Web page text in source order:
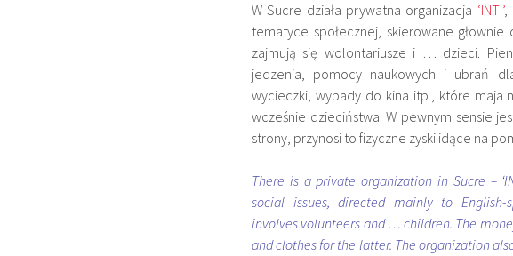
W Sucre działa prywatna organizacja ‘INTI’,
tematyce społecznej, skierowane
zajmują się wolontariusze i … dzieci.
jedzenia, pomocy naukowych i ubrań
wycieczki, wypady do kina itp., które maja
wcześnie dzieciństwa. W pewnym sensie
strony, przynosi to fizyczne zyski idące na
There is a private organization in Sucre – ‘
social issues, directed mainly to
involves volunteers and … children. The
and clothes for the latter. The organization